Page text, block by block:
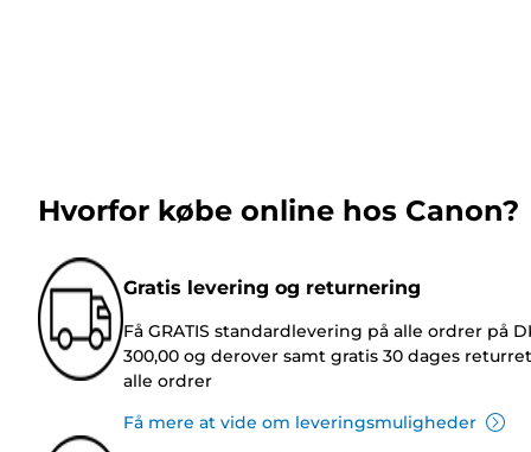
Hvorfor købe online hos Canon?
Gratis levering og returnering
Få GRATIS standardlevering på alle ordrer på
300,00 og derover samt gratis 30 dages
alle ordrer
Få mere at vide om leveringsmuligheder